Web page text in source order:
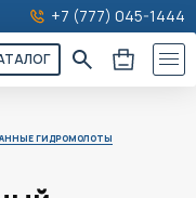
+7 (777) 045-1444
ГИДРОМОЛОТЫ